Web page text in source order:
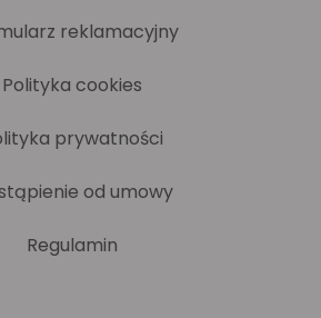
reklamacyjny
Polityka cookies
prywatności
od umowy
Regulamin